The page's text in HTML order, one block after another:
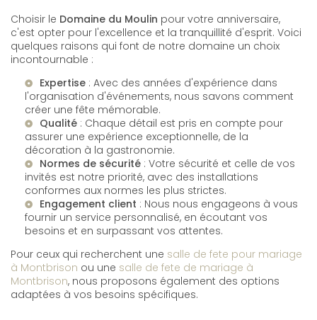
Choisir le Domaine du Moulin pour votre anniversaire,
c'est opter pour l'excellence et la tranquillité d'esprit. Voici
quelques raisons qui font de notre domaine un choix
incontournable :
Expertise : Avec des années d'expérience dans
l'organisation d'événements, nous savons comment
créer une fête mémorable.
Qualité : Chaque détail est pris en compte pour
assurer une expérience exceptionnelle, de la
décoration à la gastronomie.
Normes de sécurité : Votre sécurité et celle de vos
invités est notre priorité, avec des installations
conformes aux normes les plus strictes.
Engagement client : Nous nous engageons à vous
fournir un service personnalisé, en écoutant vos
besoins et en surpassant vos attentes.
Pour ceux qui recherchent une salle de fete pour mariage
à Montbrison ou une salle de fete de mariage à
Montbrison, nous proposons également des options
adaptées à vos besoins spécifiques.